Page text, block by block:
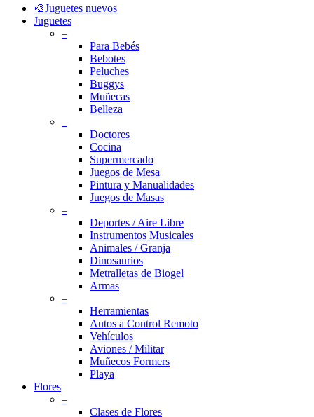
Close
Menu
🎨Juguetes nuevos
Juguetes
–
Para Bebés
Bebotes
Peluches
Buggys
Muñecas
Belleza
–
Doctores
Cocina
Supermercado
Juegos de Mesa
Pintura y Manualidades
Juegos de Masas
–
Deportes / Aire Libre
Instrumentos Musicales
Animales / Granja
Dinosaurios
Metralletas de Biogel
Armas
–
Herramientas
Autos a Control Remoto
Vehículos
Aviones / Militar
Muñecos Formers
Playa
Flores
–
Clases de Flores